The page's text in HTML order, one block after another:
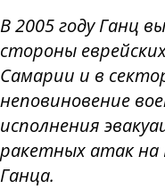
В 2005 году Ганц
стороны
Самарии и в
неповиновение
исполнения
ракетных атак на
Ганца.